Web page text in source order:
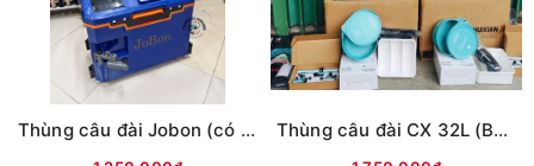
Thùng câu đài Jobon (có tựa lưng, đủ phụ kiện) Thùng câu đài CX 32L (Bản L9) -có tựa lưng